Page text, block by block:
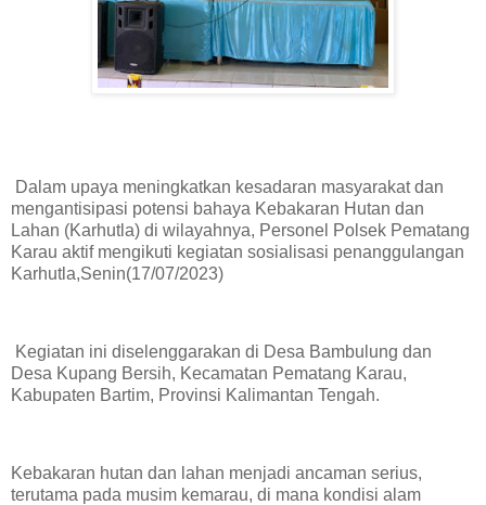
Dalam upaya meningkatkan kesadaran masyarakat dan
mengantisipasi potensi bahaya Kebakaran Hutan dan
Lahan (Karhutla) di wilayahnya, Personel Polsek Pematang
Karau aktif mengikuti kegiatan sosialisasi penanggulangan
Karhutla,Senin(17/07/2023)
Kegiatan ini diselenggarakan di Desa Bambulung dan
Desa Kupang Bersih, Kecamatan Pematang Karau,
Kabupaten Bartim, Provinsi Kalimantan Tengah.
Kebakaran hutan dan lahan menjadi ancaman serius,
terutama pada musim kemarau, di mana kondisi alam